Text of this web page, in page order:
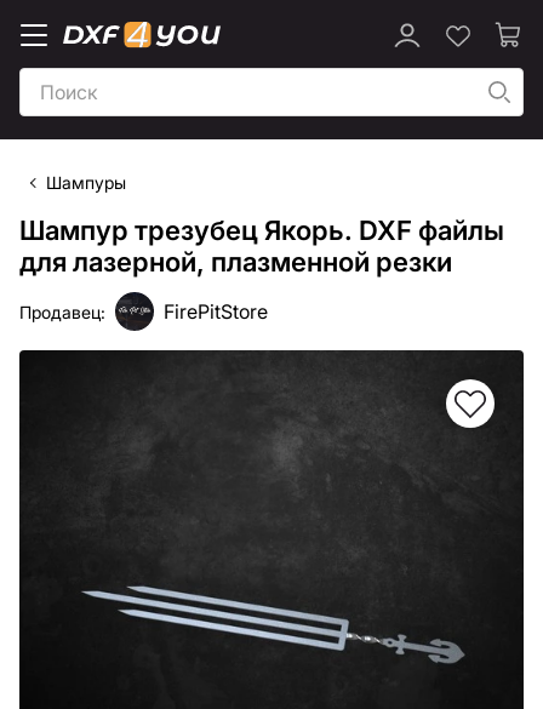
Шампуры
Шампур трезубец Якорь. DXF файлы
для лазерной, плазменной резки
Продавец: FirePitStore